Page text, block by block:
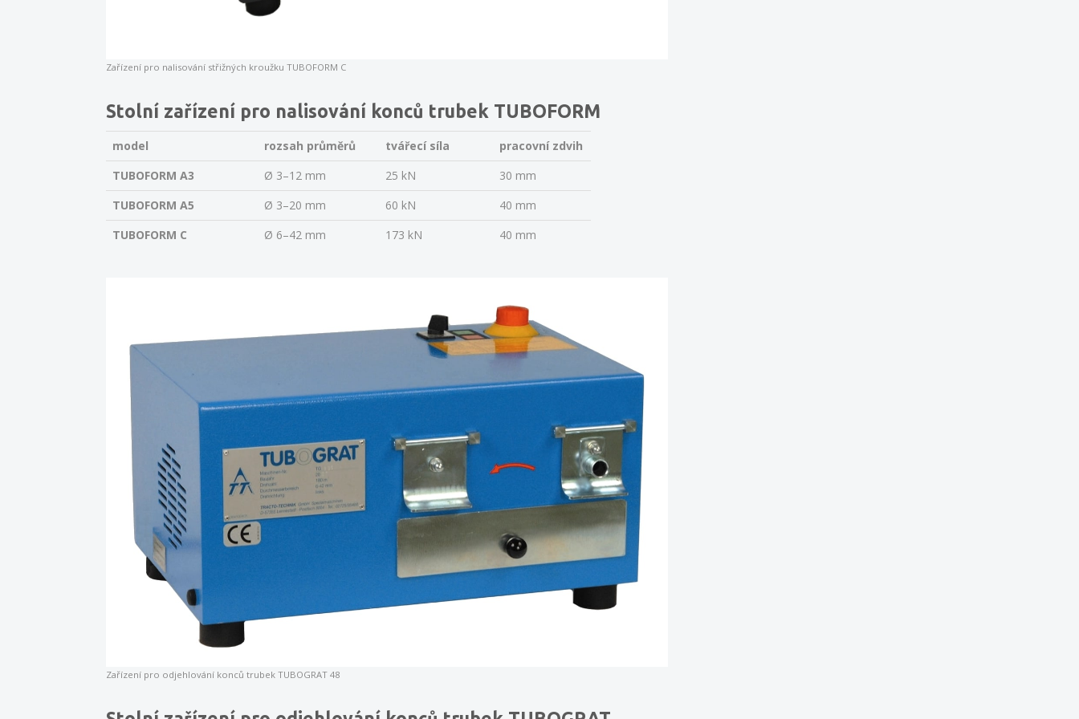
Zařízení pro nalisování střižných kroužku TUBOFORM C
Stolní zařízení pro nalisování konců trubek TUBOFORM
model rozsah průměrů tvářecí síla
pracovní zdvih
TUBOFORM A3
Ø 3–12 mm 25 kN
30 mm
TUBOFORM A5
Ø 3–20 mm 60 kN
40 mm
TUBOFORM C
Ø 6–42 mm 173 kN 40 mm
Zařízení pro odjehlování konců trubek TUBOGRAT 48